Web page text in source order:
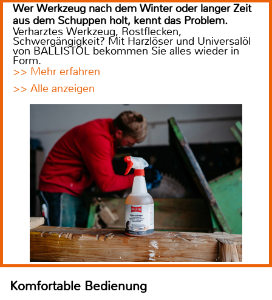
Wer Werkzeug nach dem Winter oder langer Zeit
aus dem Schuppen holt, kennt das Problem.
Verharztes Werkzeug, Rostflecken,
Schwergängigkeit? Mit Harzlöser und Universalöl
von BALLISTOL bekommen Sie alles wieder in
Form.
>> Mehr erfahren
>> Alle anzeigen
Komfortable Bedienung